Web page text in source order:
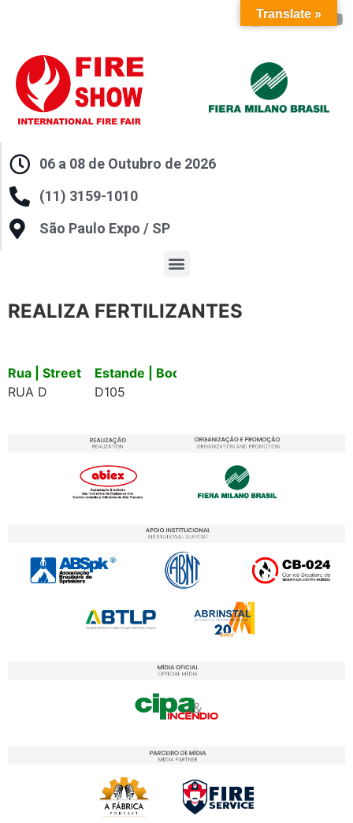
06 a 08 de Outubro de 2026
(11) 3159-1010
São Paulo Expo / SP
REALIZA FERTILIZANTES
Rua | Street
RUA D
Estande | Booth
D105
Translate »